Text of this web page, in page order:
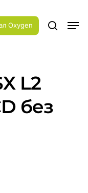
Oxygen search
L2
без